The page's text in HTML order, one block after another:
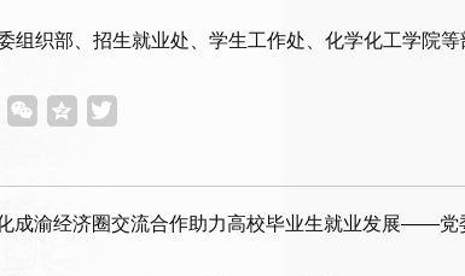
组织部、招生就业处、学生工作处、化学化工学院
成渝经济圈交流合作助力高校毕业生就业发展——党